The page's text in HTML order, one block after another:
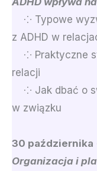
⁘ Typowe
z ADHD w
⁘ Praktyczne
relacji
⁘ Jak dbać o
w związku
30 października
Organizacja i